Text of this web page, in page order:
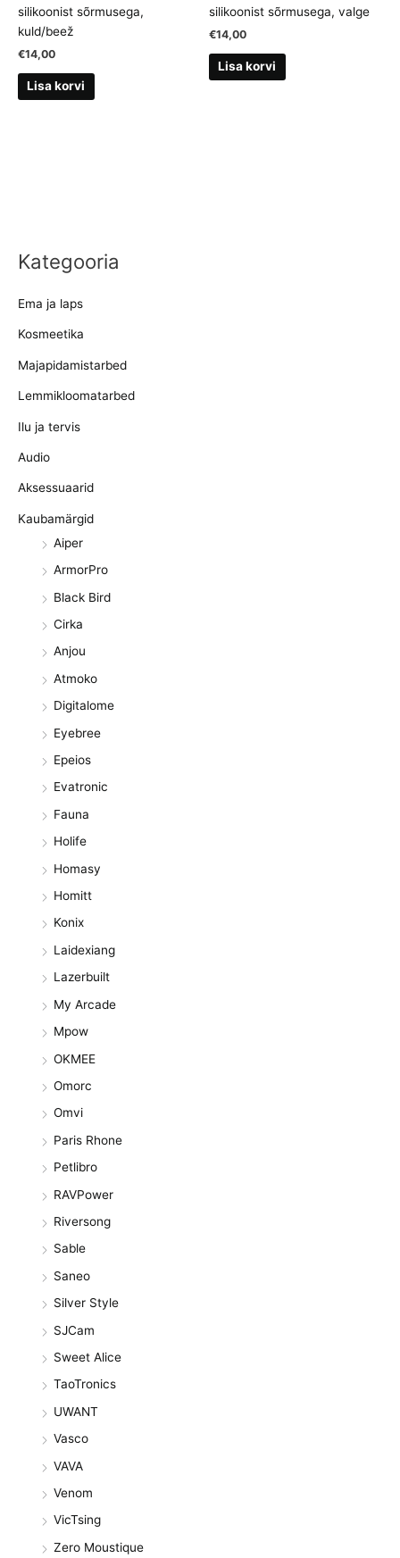
Kategooria
Ema ja laps
Kosmeetika
Majapidamistarbed
Lemmikloomatarbed
Ilu ja tervis
Audio
Aksessuaarid
Kaubamärgid
Aiper
ArmorPro
Black Bird
Cirka
Anjou
Atmoko
Digitalome
Eyebree
Epeios
Evatronic
Fauna
Holife
Homasy
Homitt
Konix
Laidexiang
Lazerbuilt
My Arcade
Mpow
OKMEE
Omorc
Omvi
Paris Rhone
Petlibro
RAVPower
Riversong
Sable
Saneo
Silver Style
SJCam
Sweet Alice
TaoTronics
UWANT
Vasco
VAVA
Venom
VicTsing
Zero Moustique
silikoonist sõrmusega,
kuld/beež
€14,00
Lisa korvi
silikoonist sõrmusega, valge
€14,00
Lisa korvi